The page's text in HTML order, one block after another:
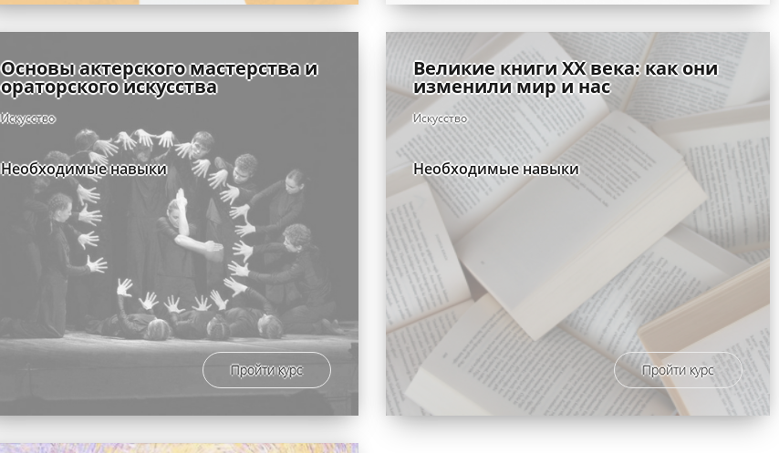
Основы актерского мастерства и
ораторского искусства
Искусство
Необходимые навыки
Пройти курс
Великие книги XX века: как они
изменили мир и нас
Искусство
Необходимые навыки
Пройти курс